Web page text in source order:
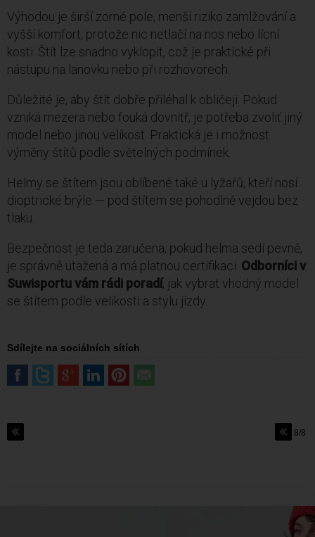
Výhodou je širší zorné pole, menší riziko zamlžování a
vyšší komfort, protože nic netlačí na nos nebo lícní
kosti. Štít lze snadno vyklopit, což je praktické při
nástupu na lanovku nebo při rozhovorech.
Důležité je, aby štít dobře přiléhal k obličeji. Pokud
vzniká mezera nebo fouká dovnitř, je potřeba zvoliť jiný
model nebo jinou velikost. Praktická je i možnost
výměny štítů podle světelných podmínek.
Helmy se štítem jsou oblíbené také u lyžařů, kteří nosí
dioptrické brýle — pod štítem se pohodlně vejdou bez
tlaku.
Bezpečnost je teda zaručena, pokud helma sedí pevně,
je správně utažená a má platnou certifikaci. Odborníci v
Suwisportu vám rádi poradí, jak vybrat vhodný model
se štítem podle velikosti a stylu jízdy.
Sdílejte na sociálních sítích
8/8